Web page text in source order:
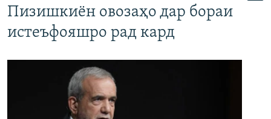
Пизишкиён овозаҳо дар бораи
истеъфояшро рад кард